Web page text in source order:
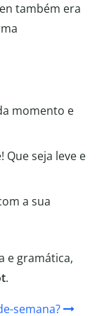
também era
momento e
seja leve e
a sua
e gramática,
.
semana?